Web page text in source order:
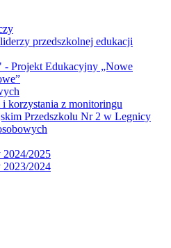
przedszkolnej edukacji
- Projekt Edukacyjny „Nowe
i korzystania z monitoringu
Przedszkolu Nr 2 w Legnicy
2024/2025
2023/2024